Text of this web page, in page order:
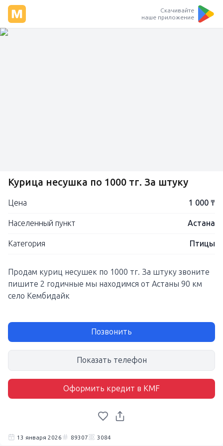
Скачивайте
наше приложение
Курица несушка по 1000 тг. За штуку
Цена 1 000 ₸
Населенный пункт Астана
Категория Птицы
Продам куриц несушек по 1000 тг. За штуку звоните
пишите 2 годичные мы находимся от Астаны 90 км
село Кембидайк
Позвонить
Показать телефон
Оформить кредит в KMF
13 января 2026 89307 3084